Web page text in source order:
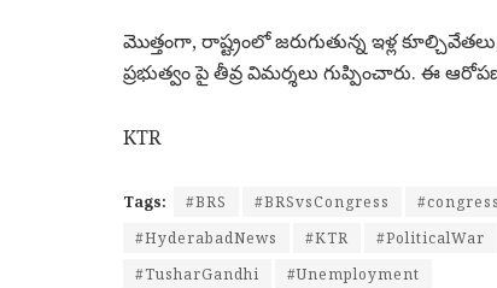
మొత్తంగా, రాష్ట్రంలో జరుగుతున్న ఇళ్ల
ప్రభుత్వం పై తీవ్ర విమర్శలు గుప్పించారు. ఈ
KTR
Tags: #BRS #BRSvsCongress #congress
#HyderabadNews
#KTR #PoliticalWar
#TusharGandhi
#Unemployment